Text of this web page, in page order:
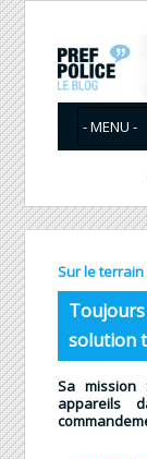
Sur le terrain
Toujours
solution
Sa mission
appareils